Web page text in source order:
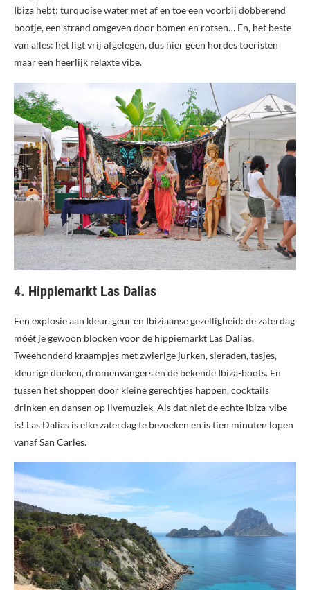
Ibiza hebt: turquoise water met af en toe een voorbij dobberend
bootje, een strand omgeven door bomen en rotsen… En, het beste
van alles: het ligt vrij afgelegen, dus hier geen hordes toeristen
maar een heerlijk relaxte vibe.
4. Hippiemarkt Las Dalias
Een explosie aan kleur, geur en Ibiziaanse gezelligheid: de zaterdag
móét je gewoon blocken voor de hippiemarkt Las Dalias.
Tweehonderd kraampjes met zwierige jurken, sieraden, tasjes,
kleurige doeken, dromenvangers en de bekende Ibiza-boots. En
tussen het shoppen door kleine gerechtjes happen, cocktails
drinken en dansen op livemuziek. Als dat niet de echte Ibiza-vibe
is! Las Dalias is elke zaterdag te bezoeken en is tien minuten lopen
vanaf San Carles.